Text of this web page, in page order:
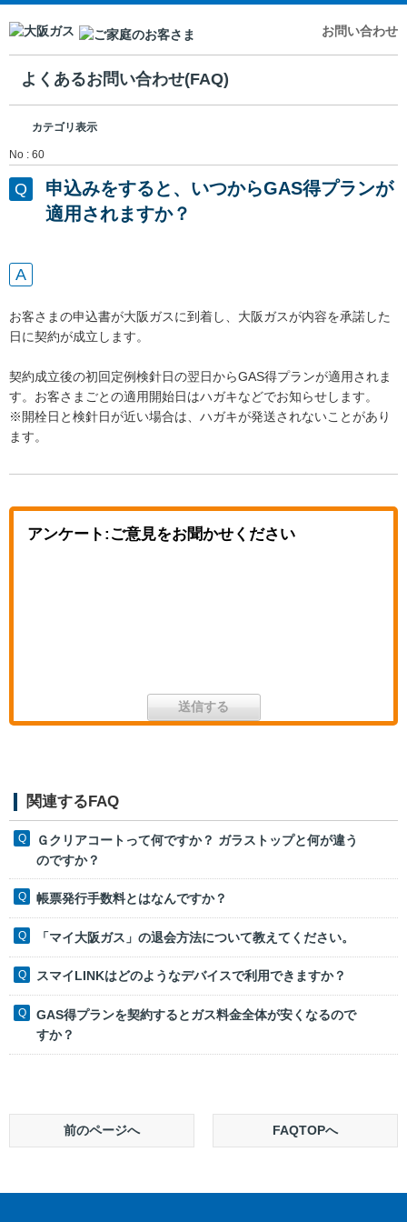
お問い合わせ
よくあるお問い合わせ(FAQ)
カテゴリ表示
No : 60
申込みをすると、いつからGAS得プランが
適用されますか？
お客さまの申込書が大阪ガスに到着し、大阪ガスが内容を承諾した
日に契約が成立します。
契約成立後の初回定例検針日の翌日からGAS得プランが適用されま
す。お客さまごとの適用開始日はハガキなどでお知らせします。
※開栓日と検針日が近い場合は、ハガキが発送されないことがあり
ます。
アンケート:ご意見をお聞かせください
関連するFAQ
Ｇクリアコートって何ですか？ ガラストップと何が違う
のですか？
帳票発行手数料とはなんですか？
「マイ大阪ガス」の退会方法について教えてください。
スマイLINKはどのようなデバイスで利用できますか？
GAS得プランを契約するとガス料金全体が安くなるので
すか？
前のページへ FAQTOPへ